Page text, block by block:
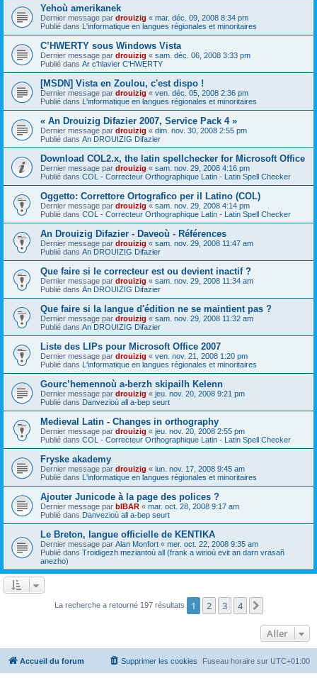
Yehoù amerikanek
Dernier message par drouizig « mar. déc. 09, 2008 8:34 pm
Publié dans L'informatique en langues régionales et minoritaires
C’HWERTY sous Windows Vista
Dernier message par drouizig « sam. déc. 06, 2008 3:33 pm
Publié dans Ar c'hlavier C'HWERTY
[MSDN] Vista en Zoulou, c'est dispo !
Dernier message par drouizig « ven. déc. 05, 2008 2:36 pm
Publié dans L'informatique en langues régionales et minoritaires
« An Drouizig Difazier 2007, Service Pack 4 »
Dernier message par drouizig « dim. nov. 30, 2008 2:55 pm
Publié dans An DROUIZIG Difazier
Download COL2.x, the latin spellchecker for Microsoft Office
Dernier message par drouizig « sam. nov. 29, 2008 4:16 pm
Publié dans COL - Correcteur Orthographique Latin - Latin Spell Checker
Oggetto: Correttore Ortografico per il Latino (COL)
Dernier message par drouizig « sam. nov. 29, 2008 4:14 pm
Publié dans COL - Correcteur Orthographique Latin - Latin Spell Checker
An Drouizig Difazier - Daveoù - Références
Dernier message par drouizig « sam. nov. 29, 2008 11:47 am
Publié dans An DROUIZIG Difazier
Que faire si le correcteur est ou devient inactif ?
Dernier message par drouizig « sam. nov. 29, 2008 11:34 am
Publié dans An DROUIZIG Difazier
Que faire si la langue d'édition ne se maintient pas ?
Dernier message par drouizig « sam. nov. 29, 2008 11:32 am
Publié dans An DROUIZIG Difazier
Liste des LIPs pour Microsoft Office 2007
Dernier message par drouizig « ven. nov. 21, 2008 1:20 pm
Publié dans L'informatique en langues régionales et minoritaires
Gourc’hemennoù a-berzh skipailh Kelenn
Dernier message par drouizig « jeu. nov. 20, 2008 9:21 pm
Publié dans Danvezioù all a-bep seurt
Medieval Latin - Changes in orthography
Dernier message par drouizig « jeu. nov. 20, 2008 2:55 pm
Publié dans COL - Correcteur Orthographique Latin - Latin Spell Checker
Fryske akademy
Dernier message par drouizig « lun. nov. 17, 2008 9:45 am
Publié dans L'informatique en langues régionales et minoritaires
Ajouter Junicode à la page des polices ?
Dernier message par bIBAR « mar. oct. 28, 2008 9:17 am
Publié dans Danvezioù all a-bep seurt
Le Breton, langue officielle de KENTIKA
Dernier message par Alan Monfort « mer. oct. 22, 2008 9:35 am
Publié dans Troidigezh meziantoù all (frank a wirioù evit an darn vrasañ
anezho)
La recherche a retourné 197 résultats 1 2 3 4
Aller
Accueil du forum Fuseau horaire sur UTC+01:00
Supprimer les cookies